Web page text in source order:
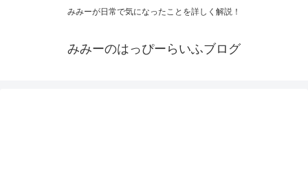
みみーが日常で気になったことを詳しく解説！
みみーのはっぴーらいふブログ